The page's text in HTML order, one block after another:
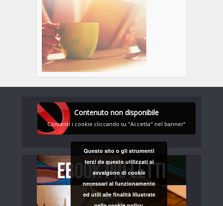
Contenuto non disponibile
Consenti i cookie cliccando su "Accetta" nel banner"
Questo sito o gli strumenti
terzi da questo utilizzati si
avvalgono di cookie
necessari al funzionamento
ed utili alle finalità illustrate